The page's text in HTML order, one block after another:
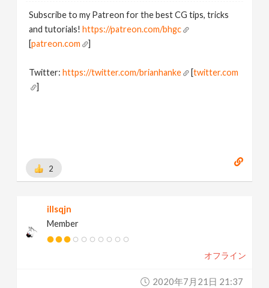
Subscribe to my Patreon for the best CG tips, tricks
and tutorials!https://patreon.com/bhgc
[patreon.com ]
Twitter:https://twitter.com/brianhanke [twitter.com
]
2
illsqjn
Member
オフライン
2020年7月21日 21:37